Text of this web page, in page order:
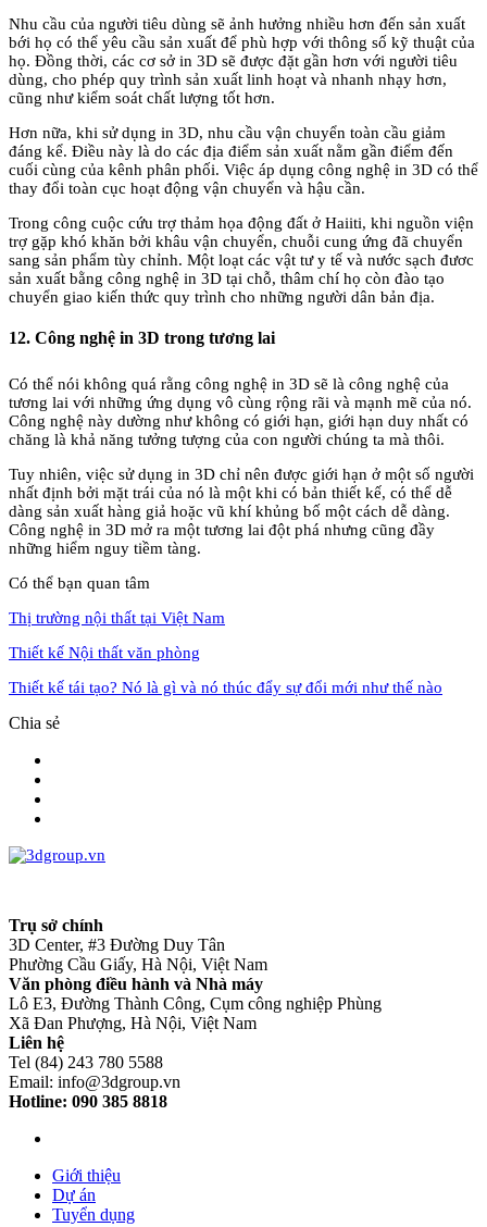
Nhu cầu của người tiêu dùng sẽ ảnh hưởng nhiều hơn đến sản xuất
bới họ có thể yêu cầu sản xuất để phù hợp với thông số kỹ thuật của
họ. Đồng thời, các cơ sở in 3D sẽ được đặt gần hơn với người tiêu
dùng, cho phép quy trình sản xuất linh hoạt và nhanh nhạy hơn,
cũng như kiểm soát chất lượng tốt hơn.
Hơn nữa, khi sử dụng in 3D, nhu cầu vận chuyển toàn cầu giảm
đáng kể. Điều này là do các địa điểm sản xuất nằm gần điểm đến
cuối cùng của kênh phân phối. Việc áp dụng công nghệ in 3D có thể
thay đổi toàn cục hoạt động vận chuyển và hậu cần.
Trong công cuộc cứu trợ thảm họa động đất ở Haiiti, khi nguồn viện
trợ gặp khó khăn bởi khâu vận chuyển, chuỗi cung ứng đã chuyển
sang sản phẩm tùy chỉnh. Một loạt các vật tư y tế và nước sạch đươc
sản xuất bằng công nghệ in 3D tại chỗ, thâm chí họ còn đào tạo
chuyển giao kiến thức quy trình cho những người dân bản địa.
12. Công nghệ in 3D trong tương lai
Có thể nói không quá rằng công nghệ in 3D sẽ là công nghệ của
tương lai với những ứng dụng vô cùng rộng rãi và mạnh mẽ của nó.
Công nghệ này dường như không có giới hạn, giới hạn duy nhất có
chăng là khả năng tưởng tượng của con người chúng ta mà thôi.
Tuy nhiên, việc sử dụng in 3D chỉ nên được giới hạn ở một số người
nhất định bởi mặt trái của nó là một khi có bản thiết kế, có thể dễ
dàng sản xuất hàng giả hoặc vũ khí khủng bố một cách dễ dàng.
Công nghệ in 3D mở ra một tương lai đột phá nhưng cũng đầy
những hiểm nguy tiềm tàng.
Có thể bạn quan tâm
Thị trường nội thất tại Việt Nam
Thiết kế Nội thất văn phòng
Thiết kế tái tạo? Nó là gì và nó thúc đẩy sự đổi mới như thế nào
Chia sẻ
Trụ sở chính
3D Center, #3 Đường Duy Tân
Phường Cầu Giấy, Hà Nội, Việt Nam
Văn phòng điều hành và Nhà máy
Lô E3, Đường Thành Công, Cụm công nghiệp Phùng
Xã Đan Phượng, Hà Nội, Việt Nam
Liên hệ
Tel (84) 243 780 5588
Email: info@3dgroup.vn
Hotline: 090 385 8818
Giới thiệu
Dự án
Tuyển dụng